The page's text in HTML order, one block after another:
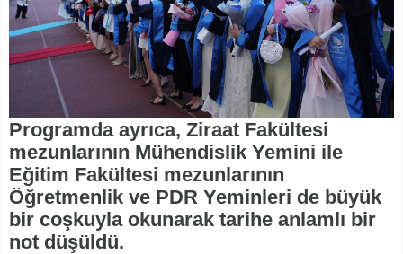
Programda ayrıca, Ziraat Fakültesi
mezunlarının Mühendislik Yemini ile
Eğitim Fakültesi mezunlarının
Öğretmenlik ve PDR Yeminleri de büyük
bir coşkuyla okunarak tarihe anlamlı bir
not düşüldü.